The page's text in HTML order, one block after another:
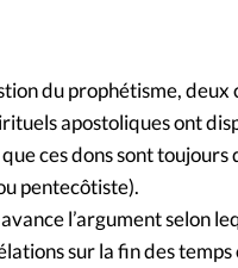
Eglises
du prophétisme, deux
apostoliques ont
ces dons sont
pentecôtiste).
l’argument selon
sur la fin des